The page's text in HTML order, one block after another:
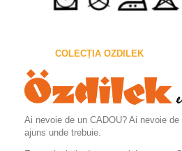
COLECȚIA OZDILEK
Ai nevoie de un CADOU? Ai nevoie
ajuns unde trebuie.